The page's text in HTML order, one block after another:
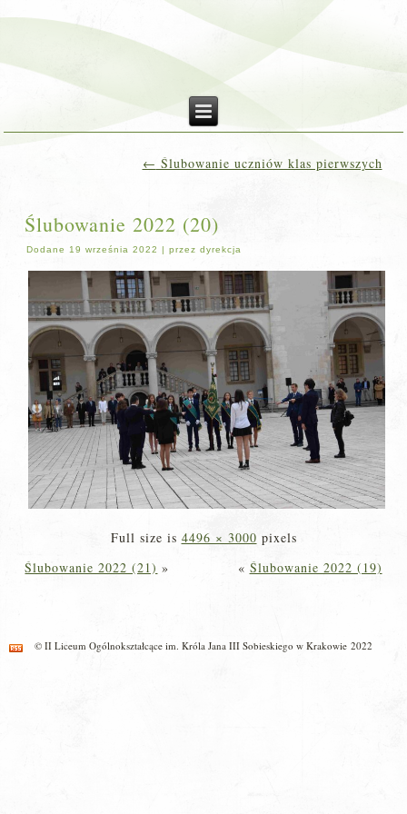
← Ślubowanie uczniów klas pierwszych
Ślubowanie 2022 (20)
Dodane 19 września 2022 |przez dyrekcja
Full size is 4496 × 3000 pixels
Ślubowanie 2022 (21) » « Ślubowanie 2022 (19)
© II Liceum Ogólnokształcące im. Króla Jana III Sobieskiego w Krakowie 2022